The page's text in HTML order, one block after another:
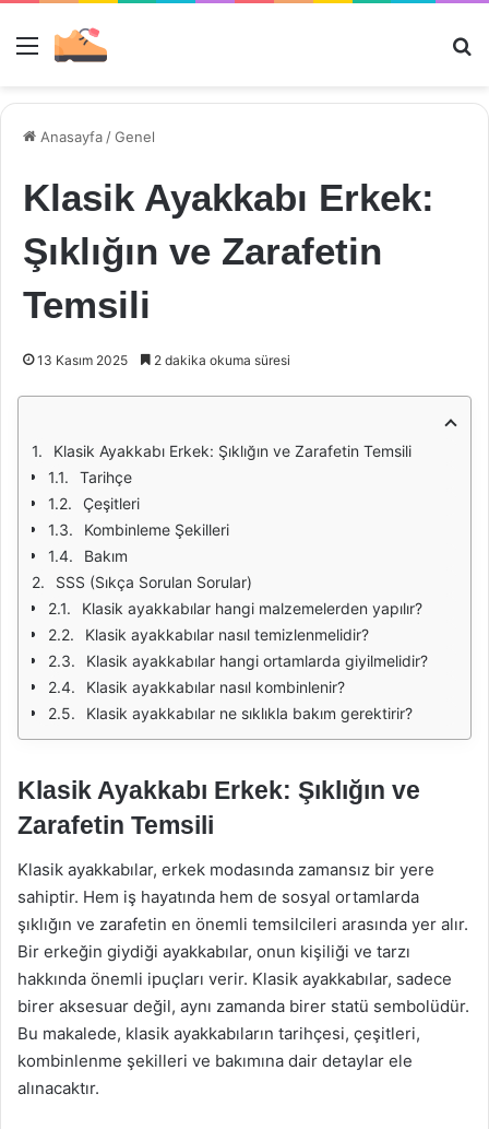
Menü
Anasayfa /Genel
Klasik Ayakkabı Erkek:
Şıklığın ve Zarafetin
Temsili
13 Kasım 2025 2 dakika okuma süresi
Klasik Ayakkabı Erkek: Şıklığın ve Zarafetin Temsili
Tarihçe
Çeşitleri
Kombinleme Şekilleri
Bakım
SSS (Sıkça Sorulan Sorular)
Klasik ayakkabılar hangi malzemelerden yapılır?
Klasik ayakkabılar nasıl temizlenmelidir?
Klasik ayakkabılar hangi ortamlarda giyilmelidir?
Klasik ayakkabılar nasıl kombinlenir?
Klasik ayakkabılar ne sıklıkla bakım gerektirir?
Klasik Ayakkabı Erkek: Şıklığın ve
Zarafetin Temsili
Klasik ayakkabılar, erkek modasında zamansız bir yere
sahiptir. Hem iş hayatında hem de sosyal ortamlarda
şıklığın ve zarafetin en önemli temsilcileri arasında yer alır.
Bir erkeğin giydiği ayakkabılar, onun kişiliği ve tarzı
hakkında önemli ipuçları verir. Klasik ayakkabılar, sadece
birer aksesuar değil, aynı zamanda birer statü sembolüdür.
Bu makalede, klasik ayakkabıların tarihçesi, çeşitleri,
kombinlenme şekilleri ve bakımına dair detaylar ele
alınacaktır.